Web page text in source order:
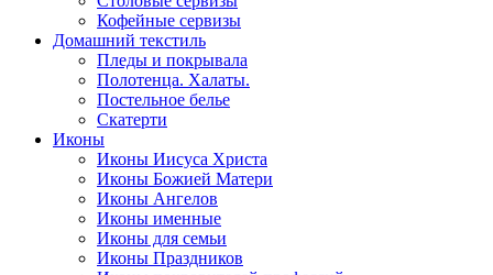
Кофейные сервизы
Домашний текстиль
Пледы и покрывала
Полотенца. Халаты.
Постельное белье
Скатерти
Иконы
Иконы Иисуса Христа
Иконы Божией Матери
Иконы Ангелов
Иконы именные
Иконы для семьи
Иконы Праздников